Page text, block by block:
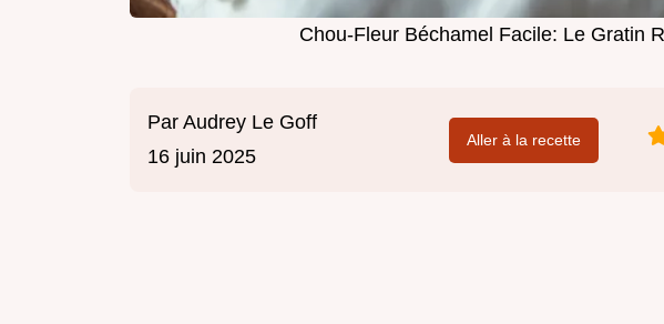
Chou-Fleur Béchamel Facile: Le Gratin
Par Audrey Le Goff
16 juin 2025
Aller à la recette